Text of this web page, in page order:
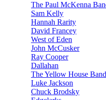
The Paul McKenna
Sam Kelly
Hannah Rarity
David Francey
West of Eden
John McCusker
Ray Cooper
Dallahan
The Yellow House Band
Luke Jackson
Chuck Brodsky